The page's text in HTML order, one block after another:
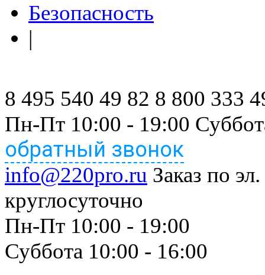
Безопасность
|
8 495 540 49 82 8 800 333
Пн-Пт 10:00 - 19:00
обратный звонок
info@220pro.ru Заказ по
круглосуточно
Пн-Пт 10:00 - 19:00
Суббота 10:00 - 16:00